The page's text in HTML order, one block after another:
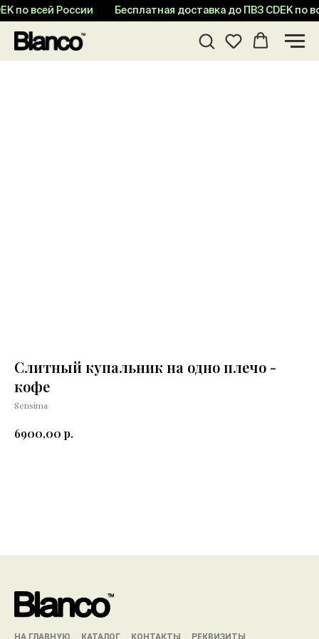
по всей России Бесплатная доставка до ПВЗ CDEK по
Слитный купальник на одно плечо -
кофе
Sensima
6900,00 р.
НА ГЛАВНУЮ КАТАЛОГ КОНТАКТЫ РЕКВИЗИТЫ